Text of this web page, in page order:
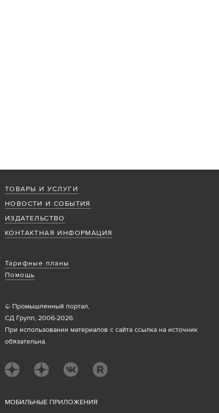
ТОВАРЫ И УСЛУГИ
НОВОСТИ И СОБЫТИЯ
ИЗДАТЕЛЬСТВО
КОНТАКТНАЯ ИНФОРМАЦИЯ
Тарифные планы
Помощь
© Промышленный портал,
СД Групп, 2006-2026.
При использовании материалов с сайта ссылка на источник
обязательна.
МОБИЛЬНЫЕ ПРИЛОЖЕНИЯ